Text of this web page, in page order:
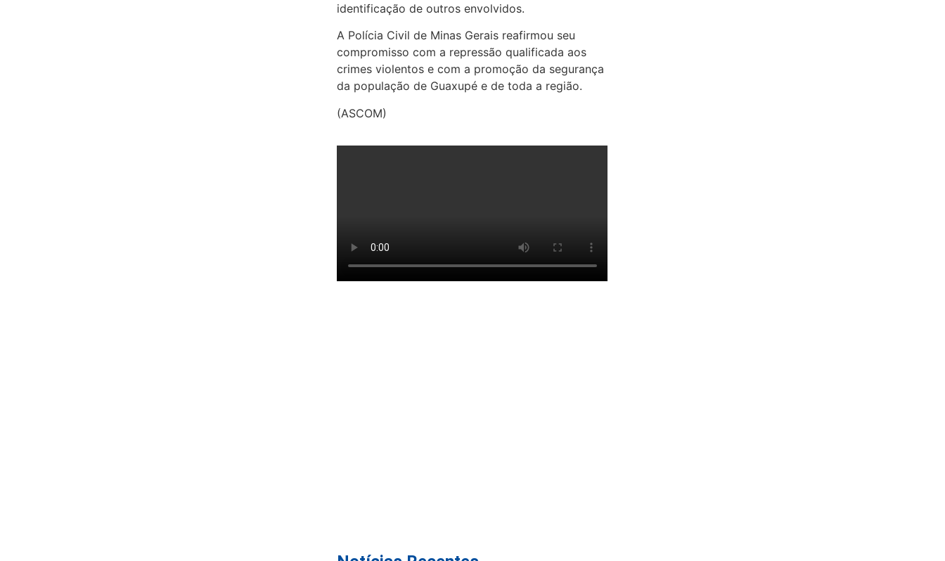
identificação de outros envolvidos.
A Polícia Civil de Minas Gerais reafirmou seu
compromisso com a repressão qualificada aos
crimes violentos e com a promoção da segurança
da população de Guaxupé e de toda a região.
(ASCOM)